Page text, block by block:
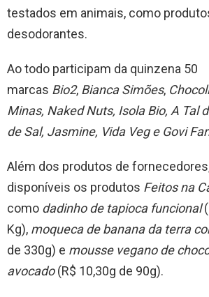
testados em animais, como
desodorantes.
Ao todo participam da quinzena 50
marcas Bio2, Bianca Simões,
Minas, Naked Nuts, Isola Bio, A Tal
de Sal, Jasmine, Vida Veg e Govi
Além dos produtos de
disponíveis os produtos Feitos na
como dadinho de tapioca funcional
Kg), moqueca de banana da terra
de 330g) e mousse vegano de
avocado(R$ 10,30g de 90g).